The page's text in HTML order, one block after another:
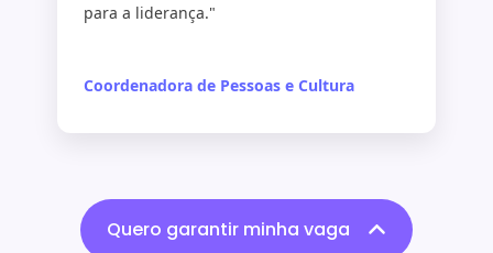
para a liderança."
Coordenadora de Pessoas e Cultura
Quero garantir minha vaga